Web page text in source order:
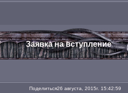
Заявка на вступление
Поделиться26 августа, 2015г. 15:42:59